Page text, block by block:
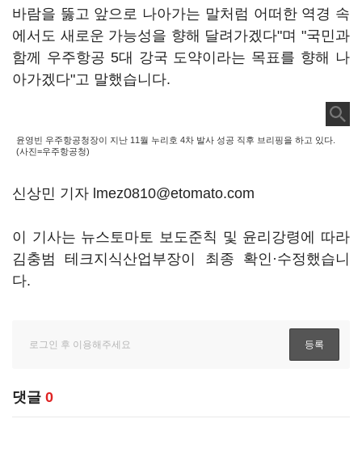
바람을 뚫고 앞으로 나아가는 말처럼 어떠한 역경 속
에서도 새로운 가능성을 향해 달려가겠다"며 "국민과
함께 우주항공 5대 강국 도약이라는 목표를 향해 나
아가겠다"고 말했습니다.
윤영빈 우주항공청장이 지난 11월 누리호 4차 발사 성공 직후 브리핑을 하고 있다.
(사진=우주항공청)
신상민 기자 lmez0810@etomato.com
이 기사는 뉴스토마토 보도준칙 및 윤리강령에 따라
김충범 테크지식산업부장이 최종 확인·수정했습니
다.
댓글 0